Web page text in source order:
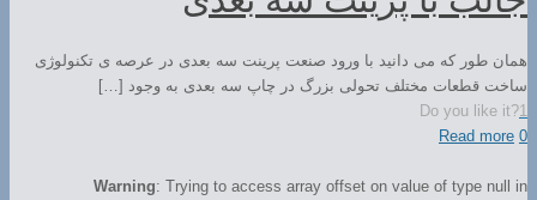
همان طور که می دانید با ورود صنعت پرینت سه بعدی در عرصه ی تکنولوژی
ساخت قطعات مختلف تحولی بزرگ در چاپ سه بعدی به وجود […]
Do you like it?1
0
Read more
Warning: Trying to access array offset on value of type null in